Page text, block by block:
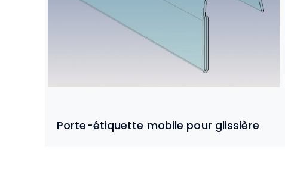
Porte-étiquette mobile pour glissière